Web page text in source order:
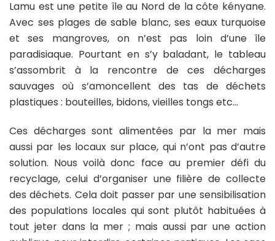
Lamu est une petite île au Nord de la côte kényane.
Avec ses plages de sable blanc, ses eaux turquoise
et ses mangroves, on n’est pas loin d’une île
paradisiaque. Pourtant en s’y baladant, le tableau
s’assombrit à la rencontre de ces décharges
sauvages où s’amoncellent des tas de déchets
plastiques : bouteilles, bidons, vieilles tongs etc…
Ces décharges sont alimentées par la mer mais
aussi par les locaux sur place, qui n’ont pas d’autre
solution. Nous voilà donc face au premier défi du
recyclage, celui d’organiser une filière de collecte
des déchets. Cela doit passer par une sensibilisation
des populations locales qui sont plutôt habituées à
tout jeter dans la mer ; mais aussi par une action